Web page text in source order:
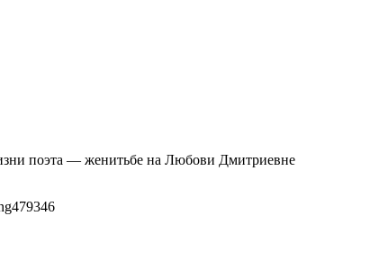
поэта — женитьбе на Любови Дмитриевне
479346